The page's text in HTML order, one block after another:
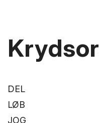
DEL
LØB
JOG